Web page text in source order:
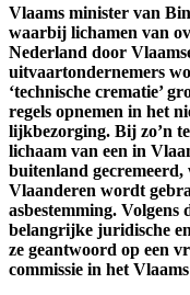
Vlaams minister van
waarbij lichamen van
Nederland door
uitvaartondernemers
‘technische crematie’
regels opnemen in het
lijkbezorging. Bij zo’n
lichaam van een in
buitenland
Vlaanderen wordt
asbestemming.
belangrijke juridische
ze geantwoord op een
commissie in het